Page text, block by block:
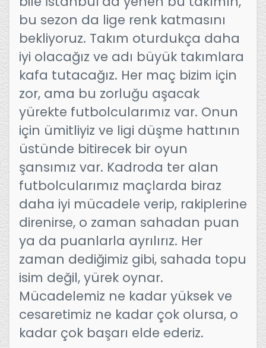
bu sezon da lige renk katmasını
bekliyoruz. Takım oturdukça daha
iyi olacağız ve adı büyük takımlara
kafa tutacağız. Her maç bizim için
zor, ama bu zorluğu aşacak
yürekte futbolcularımız var. Onun
için ümitliyiz ve ligi düşme hattının
üstünde bitirecek bir oyun
şansımız var. Kadroda ter alan
futbolcularımız maçlarda biraz
daha iyi mücadele verip, rakiplerine
direnirse, o zaman sahadan puan
ya da puanlarla ayrılırız. Her
zaman dediğimiz gibi, sahada topu
isim değil, yürek oynar.
Mücadelemiz ne kadar yüksek ve
cesaretimiz ne kadar çok olursa, o
kadar çok başarı elde ederiz.